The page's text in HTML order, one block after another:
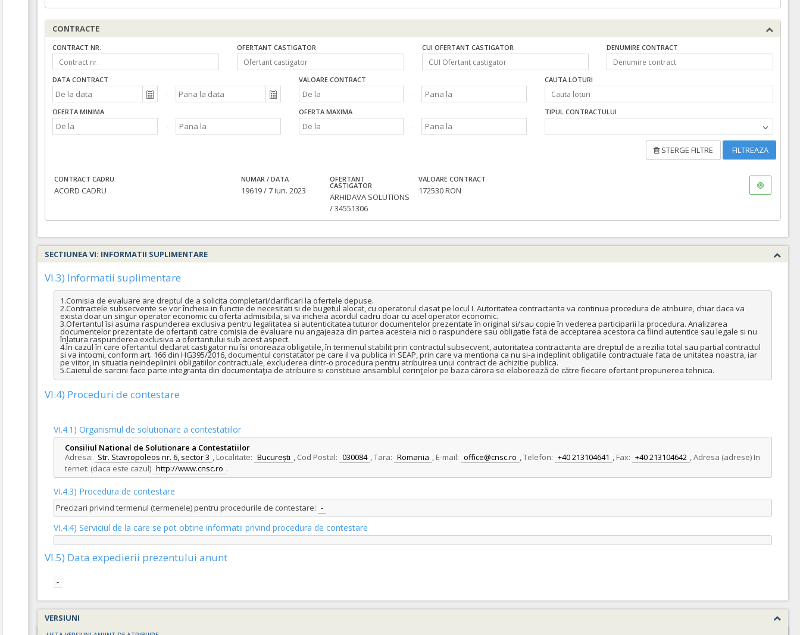
CONTRACTE
CONTRACT NR. OFERTANT CASTIGATOR CUI OFERTANT CASTIGATOR DENUMIRE CONTRACT
DATA CONTRACT VALOARE CONTRACT CAUTA LOTURI
OFERTA MINIMA OFERTA MAXIMA TIPUL CONTRACTULUI
STERGE FILTRE FILTREAZA
CONTRACT CADRU
ACORD CADRU
NUMAR / DATA
19619 / 7 iun. 2023
OFERTANT
CASTIGATOR
ARHIDAVA SOLUTIONS
/ 34551306
VALOARE CONTRACT
172530 RON
SECTIUNEA VI: INFORMATII SUPLIMENTARE
VI.3) Informatii suplimentare
1.Comisia de evaluare are dreptul de a solicita completari/clarificari la ofertele depuse.
2.Contractele subsecvente se vor încheia in functie de necesitati si de bugetul alocat, cu operatorul clasat pe locul I. Autoritatea contractanta va continua procedura de atribuire, chiar daca va
exista doar un singur operator economic cu oferta admisibila, si va incheia acordul cadru doar cu acel operator economic.
3.Ofertantul îsi asuma raspunderea exclusiva pentru legalitatea si autenticitatea tuturor documentelor prezentate în original si/sau copie în vederea participarii la procedura. Analizarea
documentelor prezentate de ofertanti catre comisia de evaluare nu angajeaza din partea acesteia nici o raspundere sau obligatie fata de acceptarea acestora ca fiind autentice sau legale si nu
înlatura raspunderea exclusiva a ofertantului sub acest aspect.
4.În cazul în care ofertantul declarat castigator nu îsi onoreaza obligatiile, în termenul stabilit prin contractul subsecvent, autoritatea contractanta are dreptul de a rezilia total sau partial contractul
si va intocmi, conform art. 166 din HG395/2016, documentul constatator pe care il va publica in SEAP, prin care va mentiona ca nu si-a indeplinit obligatiile contractuale fata de unitatea noastra, iar
pe viitor, in situatia neindeplinirii obligatiilor contractuale, excluderea dintr-o procedura pentru atribuirea unui contract de achizitie publica.
5.Caietul de sarcini face parte integranta din documentaţia de atribuire si constituie ansamblul cerinţelor pe baza cărora se elaborează de către fiecare ofertant propunerea tehnica.
VI.4) Proceduri de contestare
VI.4.1) Organismul de solutionare a contestatiilor
Consiliul National de Solutionare a Contestatiilor
Adresa: Str. Stavropoleos nr. 6, sector 3 , Localitate: București , Cod Postal: 030084 ,Tara: Romania , E-mail: office@cnsc.ro ,Telefon: +40 213104641 , Fax: +40 213104642 ,Adresa (adrese) In
ternet: (daca este cazul) http://www.cnsc.ro .
VI.4.3) Procedura de contestare
Precizari privind termenul (termenele) pentru procedurile de contestare: -
VI.4.4) Serviciul de la care se pot obtine informatii privind procedura de contestare
VI.5) Data expedierii prezentului anunt
-
VERSIUNI